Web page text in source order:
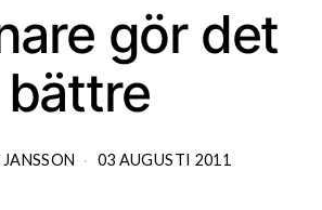
gör det
bättre
03 AUGUSTI 2011